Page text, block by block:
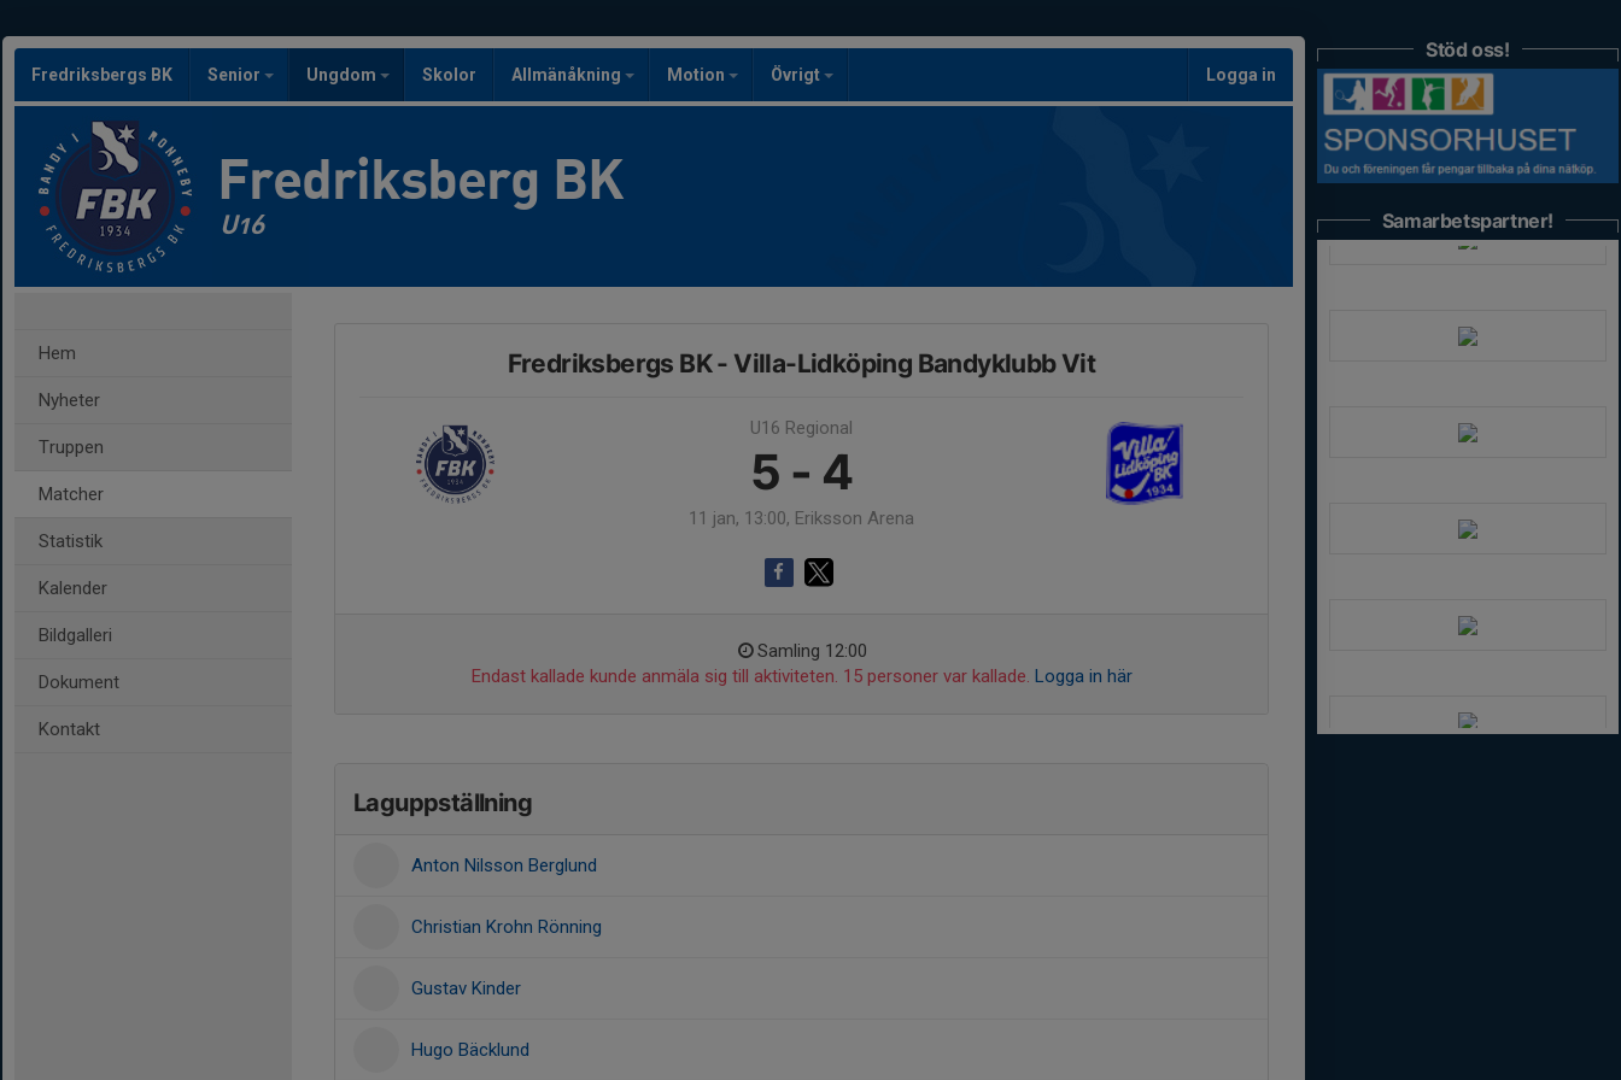
Fredriksbergs BK Senior Ungdom Skolor Allmänåkning Motion Övrigt Logga in
Fredriksberg BK
U16
Hem
Nyheter
Truppen
Matcher
Statistik
Kalender
Bildgalleri
Dokument
Kontakt
Fredriksbergs BK - Villa-Lidköping Bandyklubb Vit
U16 Regional
5 - 4
11 jan, 13:00, Eriksson Arena
Samling 12:00
Endast kallade kunde anmäla sig till aktiviteten. 15 personer var kallade. Logga in här
Laguppställning
Anton Nilsson Berglund
Christian Krohn Rönning
Gustav Kinder
Hugo Bäcklund
Stöd oss!
Samarbetspartner!